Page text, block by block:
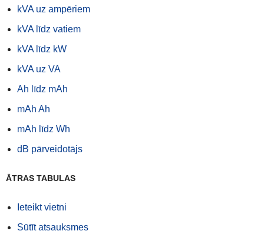
kVA uz ampēriem
kVA līdz vatiem
kVA līdz kW
kVA uz VA
Ah līdz mAh
mAh Ah
mAh līdz Wh
dB pārveidotājs
ĀTRAS TABULAS
Ieteikt vietni
Sūtīt atsauksmes